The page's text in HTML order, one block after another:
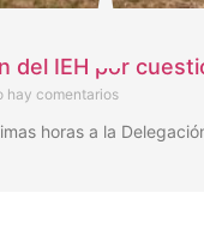
del IEH por
hay comentarios
horas a la